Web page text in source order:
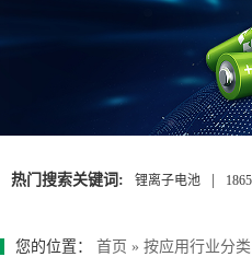
动力镍氢电池
常规镍氢电池
热门搜索关键词: 锂离子电池
您的位置： 首页 » 按应用行业分类